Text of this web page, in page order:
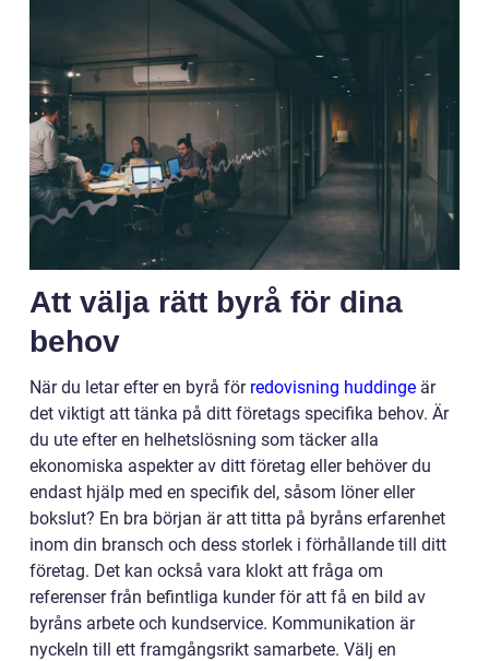
Att välja rätt byrå för dina
behov
När du letar efter en byrå för redovisning huddinge är
det viktigt att tänka på ditt företags specifika behov. Är
du ute efter en helhetslösning som täcker alla
ekonomiska aspekter av ditt företag eller behöver du
endast hjälp med en specifik del, såsom löner eller
bokslut? En bra början är att titta på byråns erfarenhet
inom din bransch och dess storlek i förhållande till ditt
företag. Det kan också vara klokt att fråga om
referenser från befintliga kunder för att få en bild av
byråns arbete och kundservice. Kommunikation är
nyckeln till ett framgångsrikt samarbete. Välj en